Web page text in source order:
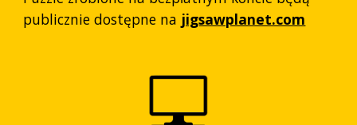
publicznie dostępne na jigsawplanet.com